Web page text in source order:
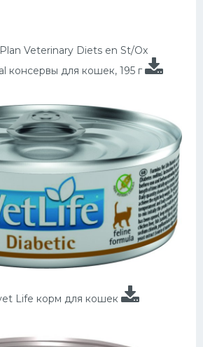
Veterinary Diets en St/Ox
консервы для кошек, 195 г
Life корм для кошек